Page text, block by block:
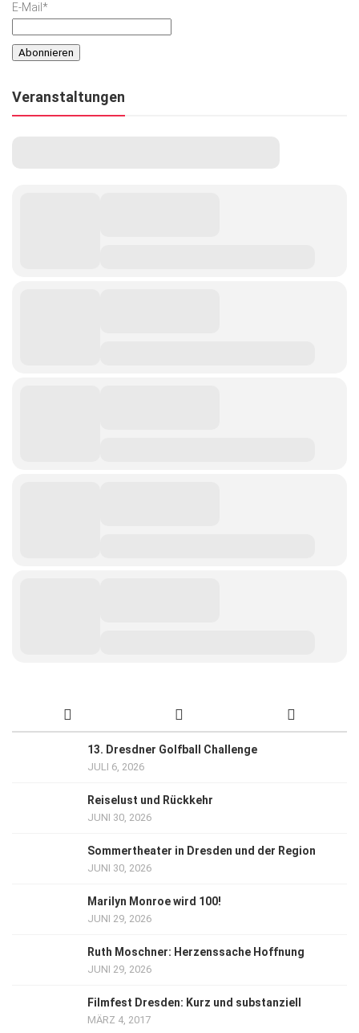
E-Mail*
Veranstaltungen
13. Dresdner Golfball Challenge
JULI 6, 2026
Reiselust und Rückkehr
JUNI 30, 2026
Sommertheater in Dresden und der Region
JUNI 30, 2026
Marilyn Monroe wird 100!
JUNI 29, 2026
Ruth Moschner: Herzenssache Hoffnung
JUNI 29, 2026
Filmfest Dresden: Kurz und substanziell
MÄRZ 4, 2017